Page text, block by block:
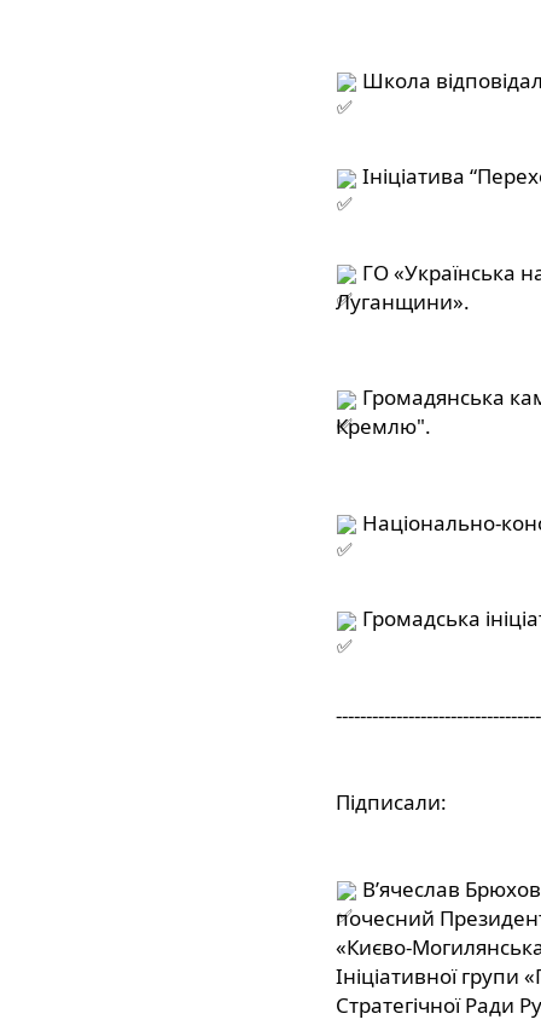
Школа
Ініціатива
ГО «Українська
Луганщини».
Громадянська
Кремлю".
Національно-
Громадська
Підписали:
В’ячеслав
почесний
«Києво-
Ініціативної
Стратегічної Ради